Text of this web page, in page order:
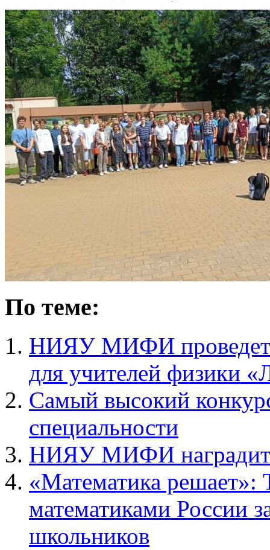
По теме:
НИЯУ МИФИ проведет
для учителей физики
Самый высокий
специальности
НИЯУ МИФИ наградит
«Математика
математиками России
школьников